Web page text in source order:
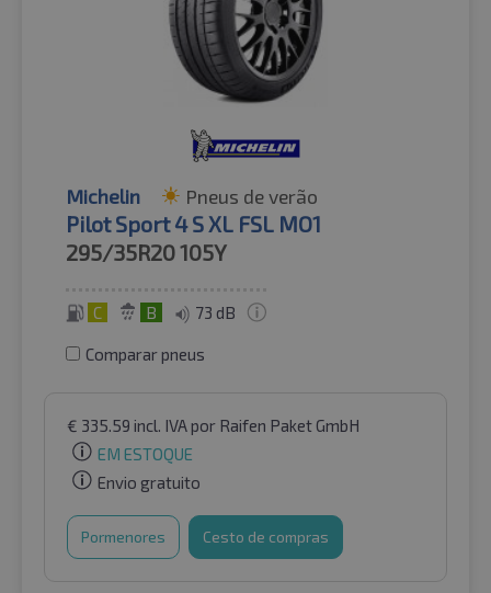
Michelin Pneus de verão
Pilot Sport 4 S XL FSL MO1
295/35R20105Y
C B 73 dB
Comparar pneus
€ 335.59 incl. IVApor Raifen Paket GmbH
EM ESTOQUE
Envio gratuito
Pormenores Cesto de compras